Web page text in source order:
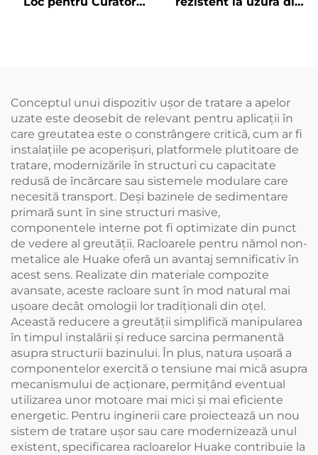
Conceptul unui dispozitiv ușor de tratare a apelor
uzate este deosebit de relevant pentru aplicații în
care greutatea este o constrângere critică, cum ar fi
instalațiile pe acoperișuri, platformele plutitoare de
tratare, modernizările în structuri cu capacitate
redusă de încărcare sau sistemele modulare care
necesită transport. Deși bazinele de sedimentare
primară sunt în sine structuri masive,
componentele interne pot fi optimizate din punct
de vedere al greutății. Racloarele pentru nămol non-
metalice ale Huake oferă un avantaj semnificativ în
acest sens. Realizate din materiale compozite
avansate, aceste racloare sunt în mod natural mai
ușoare decât omologii lor tradiționali din oțel.
Această reducere a greutății simplifică manipularea
în timpul instalării și reduce sarcina permanentă
asupra structurii bazinului. În plus, natura ușoară a
componentelor exercită o tensiune mai mică asupra
mecanismului de acționare, permițând eventual
utilizarea unor motoare mai mici și mai eficiente
energetic. Pentru inginerii care proiectează un nou
sistem de tratare ușor sau care modernizează unul
existent, specificarea racloarelor Huake contribuie la